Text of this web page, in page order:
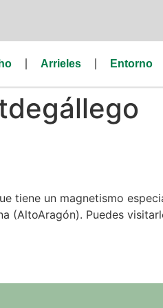
Arrieles Entorno
tiene un magnetismo
(AltoAragón). Puedes